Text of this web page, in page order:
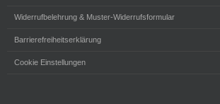
Widerrufbelehrung & Muster-Widerrufsformular
Barrierefreiheitserklärung
Cookie Einstellungen